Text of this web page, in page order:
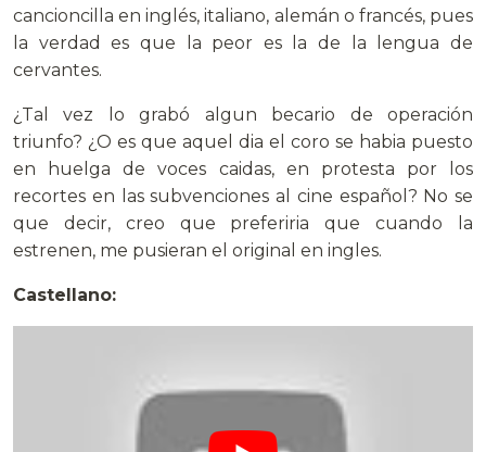
cancioncilla en inglés, italiano, alemán o francés, pues
la verdad es que la peor es la de la lengua de
cervantes.
¿Tal vez lo grabó algun becario de operación
triunfo? ¿O es que aquel dia el coro se habia puesto
en huelga de voces caidas, en protesta por los
recortes en las subvenciones al cine español? No se
que decir, creo que preferiria que cuando la
estrenen, me pusieran el original en ingles.
Castellano: